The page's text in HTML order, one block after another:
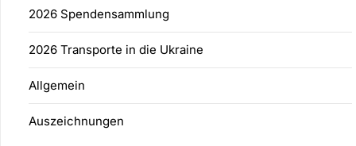
2026 Spendensammlung
2026 Transporte in die Ukraine
Allgemein
Auszeichnungen